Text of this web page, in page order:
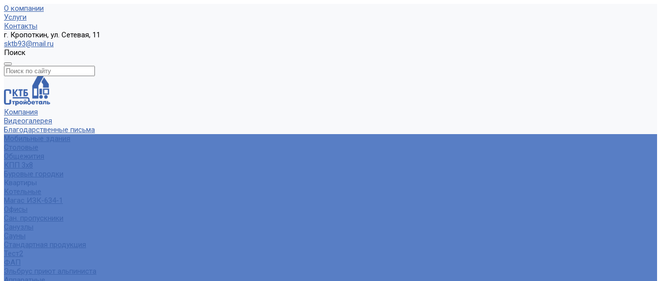
О компании
Услуги
Контакты
г. Кропоткин, ул. Сетевая, 11
sktb93@mail.ru
Поиск
Компания
Видеогалерея
Благодарственные письма
Мобильные здания
Столовые
Общежития
КПП 3х8
Буровые городки
Квартиры
Котельные
Магас ИЗК-634-1
Офисы
Сан. пропускники
Санузлы
Сауны
Стандартная продукция
Тест2
ФАП
Эльбрус приют альпиниста